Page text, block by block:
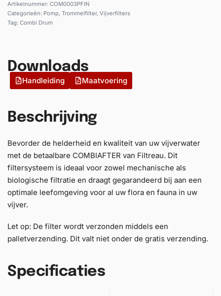
COM0003PFIN
Categorieën: Pomp, Trommelfilter, Vijverfilters
Tag: Combi Drum
Downloads
Handleiding Maatvoering
Beschrijving
Bevorder de helderheid en kwaliteit van uw vijverwater
met de betaalbare COMBIAFTER van Filtreau. Dit
filtersysteem is ideaal voor zowel mechanische als
biologische filtratie en draagt gegarandeerd bij aan een
optimale leefomgeving voor al uw flora en fauna in uw
vijver.
Let op: De filter wordt verzonden middels een
palletverzending. Dit valt niet onder de gratis verzending.
Specificaties